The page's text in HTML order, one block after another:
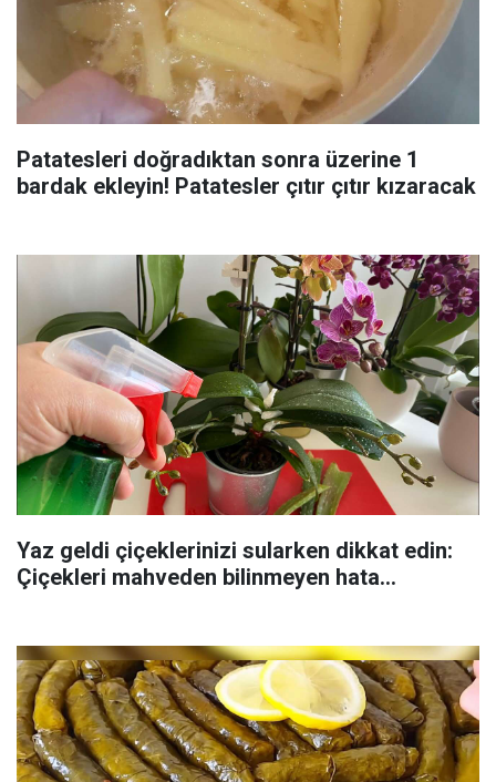
Patatesleri doğradıktan sonra üzerine 1
bardak ekleyin! Patatesler çıtır çıtır kızaracak
Yaz geldi çiçeklerinizi sularken dikkat edin:
Çiçekleri mahveden bilinmeyen hata...